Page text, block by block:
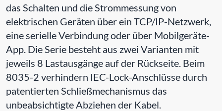
das Schalten und die Strommessung von
elektrischen Geräten über ein TCP/IP-Netzwerk,
eine serielle Verbindung oder über Mobilgeräte-
App. Die Serie besteht aus zwei Varianten mit
jeweils 8 Lastausgänge auf der Rückseite. Beim
8035-2 verhindern IEC-Lock-Anschlüsse durch
patentierten Schließmechanismus das
unbeabsichtigte Abziehen der Kabel.